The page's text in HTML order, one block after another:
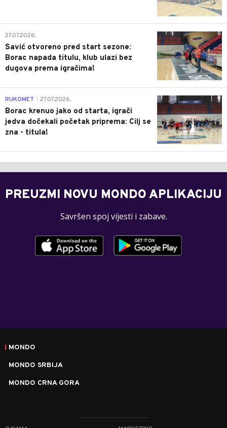
0
27.07.2026.
Savić otvoreno pred start sezone:
Borac napada titulu, klub ulazi bez
dugova prema igračima!
0
RUKOMET 27.07.2026.
Borac krenuo jako od starta, igrači
jedva dočekali početak priprema: Cilj se
zna - titula!
PREUZMI NOVU MONDO APLIKACIJU
Savršen spoj vijesti i zabave.
MONDO
MONDO SRBIJA
MONDO CRNA GORA